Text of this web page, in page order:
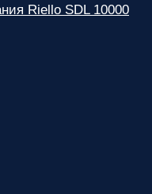
Riello SDL 10000